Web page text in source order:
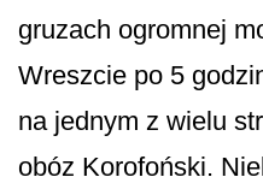
gruzach ogromnej
Wreszcie po 5
na jednym z wielu
obóz Korofoński.